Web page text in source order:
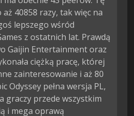
40858 razy, tak więc na
lepszego wśród
z ostatnich lat. Prawdą
Gaijin Entertainment oraz
ciężką pracę, której
zainteresowanie i aż 80
Odyssey pełna wersja PL,
graczy przede wszystkim
i mega oprawą